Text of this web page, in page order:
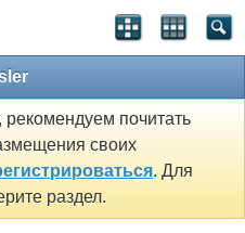
почитать
своих
. Для
раздел.